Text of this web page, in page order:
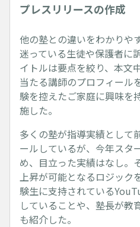
プレスリリースの作成
他の塾との違いをわかりや
迷っている生徒や保護者に
イトルは要点を絞り、本文
当たる講師のプロフィール
験を控えたご家庭に興味を
施した。
多くの塾が指導実績として
ールしているが、今年スタ
め、目立った実績はなし。
上昇が可能となるロジック
験生に支持されている
していることや、塾長が教
も紹介した。